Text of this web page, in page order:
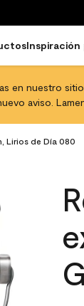
nuestro
aviso.
Lirios de Día 080